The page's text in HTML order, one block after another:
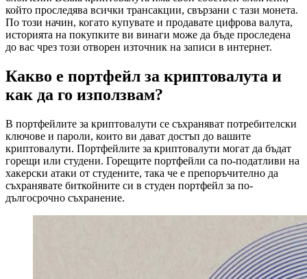
който проследява всички трансакции, свързани с тази монета.
По този начин, когато купувате и продавате цифрова валута,
историята на покупките ви винаги може да бъде проследена
до вас чрез този отворен източник на записи в интернет.
Какво е портфейл за криптовалута и
как да го използвам?
В портфейлите за криптовалути се съхраняват потребителски
ключове и пароли, които ви дават достъп до вашите
криптовалути. Портфейлите за криптовалути могат да бъдат
горещи или студени. Горещите портфейли са по-податливи на
хакерски атаки от студените, така че е препоръчително да
съхранявате биткойните си в студен портфейл за по-
дългосрочно съхранение.